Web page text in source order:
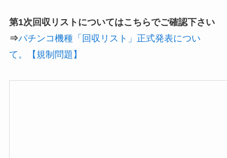
第1次回収リストについてはこちらでご確認下さい
⇒パチンコ機種「回収リスト」正式発表につい
て。【規制問題】